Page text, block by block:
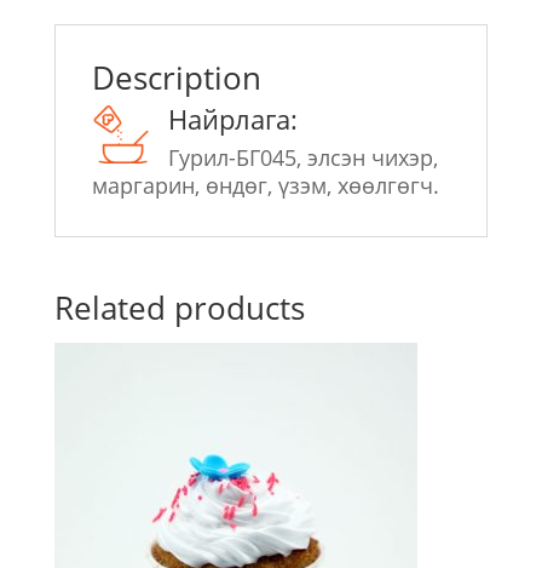
Description
Найрлага:
Гурил-БГ045, элсэн чихэр,
маргарин, өндөг, үзэм, хөөлгөгч.
Related products